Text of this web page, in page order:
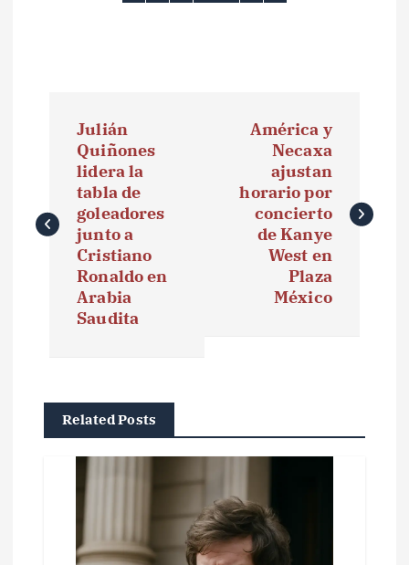
e
ó
n
Julián
Quiñones
lidera la
tabla de
goleadores
junto a
Cristiano
Ronaldo en
Arabia
Saudita
América y
Necaxa
ajustan
horario por
concierto
de Kanye
West en
Plaza
México
Related Posts